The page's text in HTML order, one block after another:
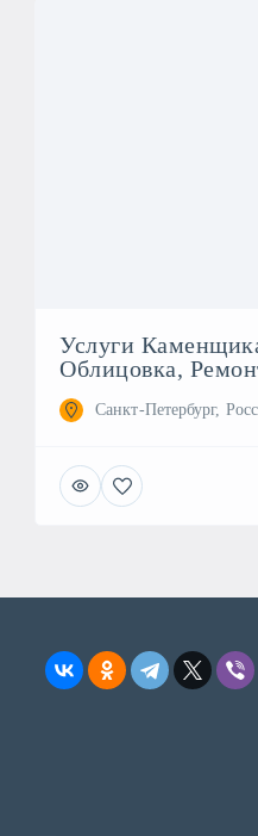
Услуги
Облицовка,
Санкт-Петербург,